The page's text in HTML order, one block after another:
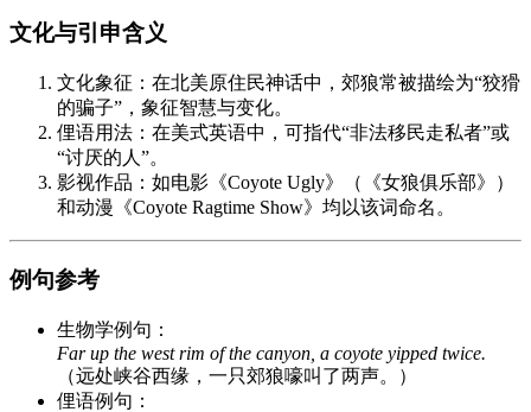
文化与引申含义
文化象征：在北美原住民神话中，郊狼常被描绘为“狡猾
的骗子”，象征智慧与变化。
俚语用法：在美式英语中，可指代“非法移民走私者”或
“讨厌的人”。
影视作品：如电影《Coyote Ugly》（《女狼俱乐部》）
和动漫《Coyote Ragtime Show》均以该词命名。
例句参考
生物学例句：
Far up the west rim of the canyon, a coyote yipped twice.
（远处峡谷西缘，一只郊狼嚎叫了两声。）
俚语例句：